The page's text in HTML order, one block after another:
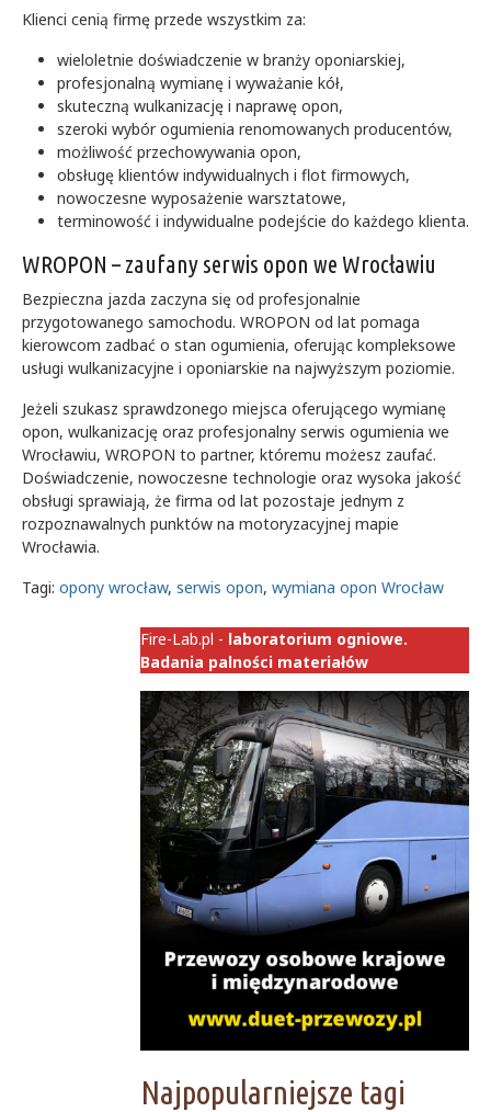
Klienci cenią firmę przede wszystkim za:
wieloletnie doświadczenie w branży oponiarskiej,
profesjonalną wymianę i wyważanie kół,
skuteczną wulkanizację i naprawę opon,
szeroki wybór ogumienia renomowanych producentów,
możliwość przechowywania opon,
obsługę klientów indywidualnych i flot firmowych,
nowoczesne wyposażenie warsztatowe,
terminowość i indywidualne podejście do każdego klienta.
WROPON – zaufany serwis opon we Wrocławiu
Bezpieczna jazda zaczyna się od profesjonalnie
przygotowanego samochodu. WROPON od lat pomaga
kierowcom zadbać o stan ogumienia, oferując kompleksowe
usługi wulkanizacyjne i oponiarskie na najwyższym poziomie.
Jeżeli szukasz sprawdzonego miejsca oferującego wymianę
opon, wulkanizację oraz profesjonalny serwis ogumienia we
Wrocławiu, WROPON to partner, któremu możesz zaufać.
Doświadczenie, nowoczesne technologie oraz wysoka jakość
obsługi sprawiają, że firma od lat pozostaje jednym z
rozpoznawalnych punktów na motoryzacyjnej mapie
Wrocławia.
Tagi: opony wrocław, serwis opon, wymiana opon Wrocław
Fire-Lab.pl - laboratorium ogniowe.
Badania palności materiałów
Najpopularniejsze tagi